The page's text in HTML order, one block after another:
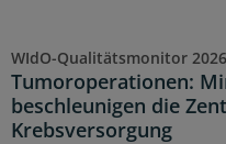
WIdO-Qualitätsmonitor 2026
Tumoroperationen:
beschleunigen die
Krebsversorgung